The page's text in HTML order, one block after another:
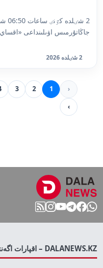
2
جاڭاتۇرمىس اۋىلىنداعى
2 شٸلدە 2026
‹
1
2
3
›
DALANEWS.KZ – اقپارات اگەنتتٸگٸ